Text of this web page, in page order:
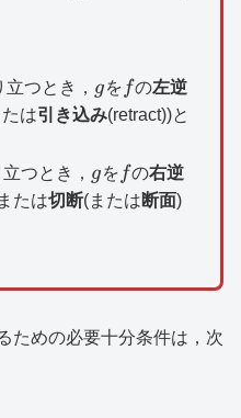
立つとき， g
gを ffの左逆
は引き込み(retract))と
つとき， g
gを ffの右逆
たは切断(または断面)
ための必要十分条件は，次